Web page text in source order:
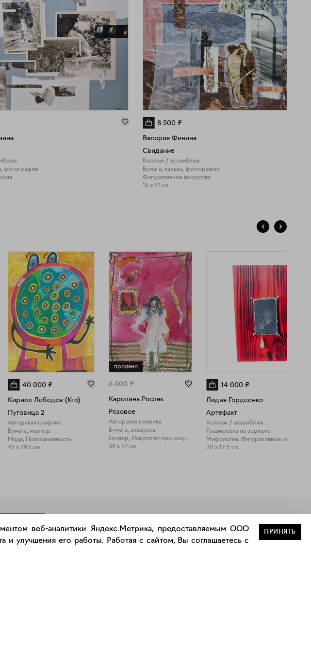
фотографии
8 500 ₽
Валерия Финина
Свидание
Коллаж / ассамбляж
Бумага, калька, фотографии
Фигуративное искусство
15 x 21 см
40 000 ₽
Кирилл Лебедев (Кто)
Пуговица 2
Авторская графика
Бумага, маркер
Мода, Повседневность
42 x 29.5 см
продано
6 000 ₽
Каролина Росляк
Розовое
Авторская графика
Бумага, акварель
Гендер, Искусство про искусство
39 x 27 см
14 000 ₽
Лидия Гордеенко
Артефакт
Коллаж / ассамбляж
Гравировка на зеркале
Мифология, Фигуративное искусство
20 x 12.5 см
веб-аналитики Яндекс.Метрика, предоставляемым ООО
и улучшения его работы. Работая с сайтом, Вы соглашаетесь с
ПРИНЯТЬ